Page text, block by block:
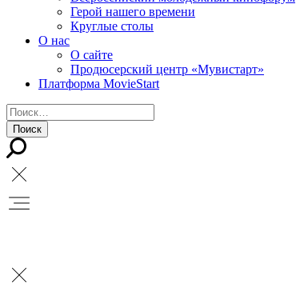
Герой нашего времени
Круглые столы
О нас
О сайте
Продюсерский центр «Мувистарт»
Платформа MovieStart